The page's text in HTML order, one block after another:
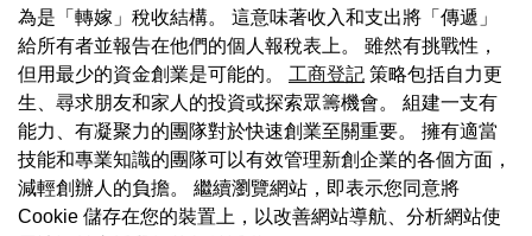
為是「轉嫁」稅收結構。 這意味著收入和支出將「傳遞」
給所有者並報告在他們的個人報稅表上。 雖然有挑戰性，
但用最少的資金創業是可能的。 工商登記 策略包括自力更
生、尋求朋友和家人的投資或探索眾籌機會。 組建一支有
能力、有凝聚力的團隊對於快速創業至關重要。 擁有適當
技能和專業知識的團隊可以有效管理新創企業的各個方面，
減輕創辦人的負擔。 繼續瀏覽網站，即表示您同意將
Cookie 儲存在您的裝置上，以改善網站導航、分析網站使